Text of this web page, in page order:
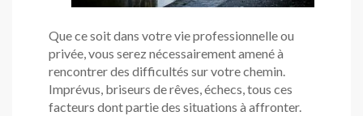
Que ce soit dans votre vie professionnelle ou
privée, vous serez nécessairement amené à
rencontrer des difficultés sur votre chemin.
Imprévus, briseurs de rêves, échecs, tous ces
facteurs dont partie des situations à affronter.